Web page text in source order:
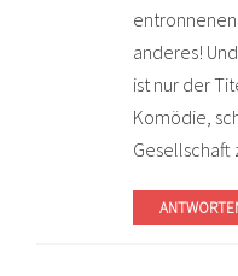
anderes!
ist nur der
Komödie,
Gesellschaft